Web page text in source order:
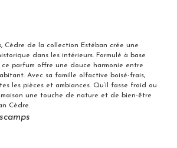
Cèdre de la collection Estéban crée une
dans les intérieurs. Formulé à base
ce parfum offre une douce harmonie entre
Avec sa famille olfactive boisé-frais,
les pièces et ambiances. Qu’il fasse froid ou
une touche de nature et de bien-être
Cèdre.